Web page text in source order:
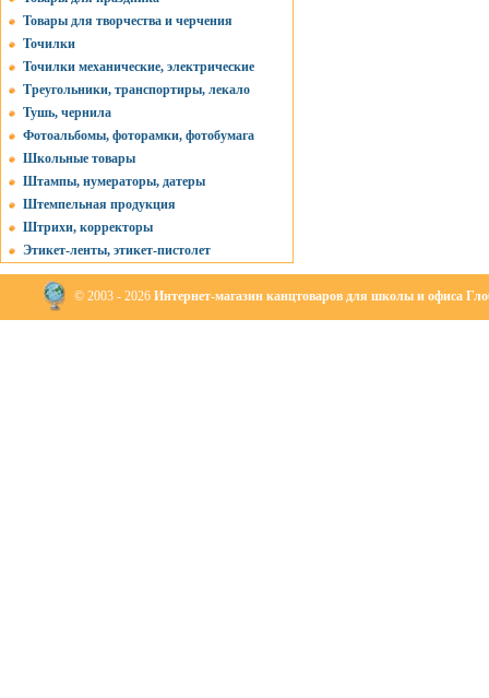
Товары для творчества и черчения
Точилки
Точилки механические, электрические
Треугольники, транспортиры, лекало
Тушь, чернила
Фотоальбомы, фоторамки, фотобумага
Школьные товары
Штампы, нумераторы, датеры
Штемпельная продукция
Штрихи, корректоры
Этикет-ленты, этикет-пистолет
© 2003 - 2026 Интернет-магазин канцтоваров для школы и офиса